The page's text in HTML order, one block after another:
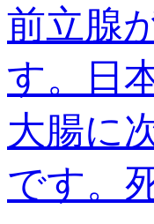
前立腺
す。日
大腸に
です。